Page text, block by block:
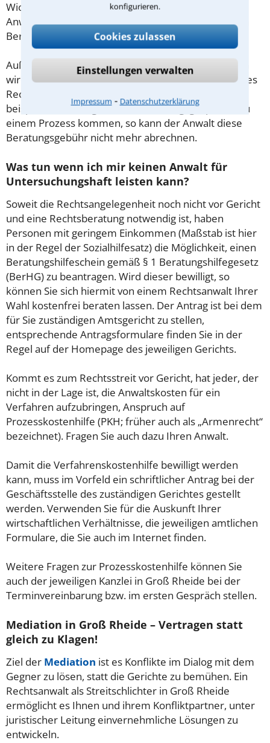
konfigurieren.
Cookies zulassen
Einstellungen verwalten
Impressum ⁃ Datenschutzerklärung
Wichtig daher: Klären Sie die Kostenfrage mit Ihrem
Anwalt aus Groß Rheide schon zu Beginn der ersten
Beratung.
Außerdem gut zu wissen: Gemäß § 34 Absatz 2 RVG
wird die Beratungsgebühr auf weitere Tätigkeiten des
Rechtsanwalts angerechnet. Sollte es also
beispielsweise aufgrund des Beratungsgesprächs zu
einem Prozess kommen, so kann der Anwalt diese
Beratungsgebühr nicht mehr abrechnen.
Was tun wenn ich mir keinen Anwalt für
Untersuchungshaft leisten kann?
Soweit die Rechtsangelegenheit noch nicht vor Gericht
und eine Rechtsberatung notwendig ist, haben
Personen mit geringem Einkommen (Maßstab ist hier
in der Regel der Sozialhilfesatz) die Möglichkeit, einen
Beratungshilfeschein gemäß § 1 Beratungshilfegesetz
(BerHG) zu beantragen. Wird dieser bewilligt, so
können Sie sich hiermit von einem Rechtsanwalt Ihrer
Wahl kostenfrei beraten lassen. Der Antrag ist bei dem
für Sie zuständigen Amtsgericht zu stellen,
entsprechende Antragsformulare finden Sie in der
Regel auf der Homepage des jeweiligen Gerichts.
Kommt es zum Rechtsstreit vor Gericht, hat jeder, der
nicht in der Lage ist, die Anwaltskosten für ein
Verfahren aufzubringen, Anspruch auf
Prozesskostenhilfe (PKH; früher auch als „Armenrecht“
bezeichnet). Fragen Sie auch dazu Ihren Anwalt.
Damit die Verfahrenskostenhilfe bewilligt werden
kann, muss im Vorfeld ein schriftlicher Antrag bei der
Geschäftsstelle des zuständigen Gerichtes gestellt
werden. Verwenden Sie für die Auskunft Ihrer
wirtschaftlichen Verhältnisse, die jeweiligen amtlichen
Formulare, die Sie auch im Internet finden.
Weitere Fragen zur Prozesskostenhilfe können Sie
auch der jeweiligen Kanzlei in Groß Rheide bei der
Terminvereinbarung bzw. im ersten Gespräch stellen.
Mediation in Groß Rheide – Vertragen statt
gleich zu Klagen!
Ziel der Mediation ist es Konflikte im Dialog mit dem
Gegner zu lösen, statt die Gerichte zu bemühen. Ein
Rechtsanwalt als Streitschlichter in Groß Rheide
ermöglicht es Ihnen und ihrem Konfliktpartner, unter
juristischer Leitung einvernehmliche Lösungen zu
entwickeln.